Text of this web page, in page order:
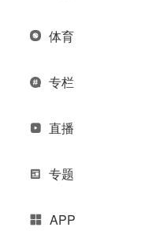
体育
专栏
直播
专题
APP